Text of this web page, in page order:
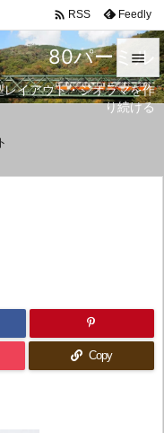
80パーミル
イアウト・ジオラマを作
り続ける


メニュ
 RSS Feedly
Copy